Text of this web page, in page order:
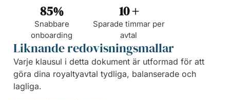
Snabbare
onboarding
85%
Sparade timmar per
avtal
10 +
Liknande redovisningsmallar
Varje klausul i detta dokument är utformad för att
göra dina royaltyavtal tydliga, balanserade och
lagliga.